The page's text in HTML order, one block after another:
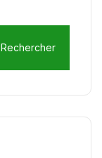
Rechercher